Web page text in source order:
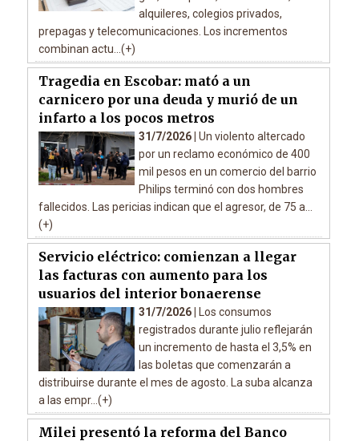
alquileres, colegios privados,
prepagas y telecomunicaciones. Los incrementos
combinan actu...(+)
Tragedia en Escobar: mató a un
carnicero por una deuda y murió de un
infarto a los pocos metros
31/7/2026 | Un violento altercado
por un reclamo económico de 400
mil pesos en un comercio del barrio
Philips terminó con dos hombres
fallecidos. Las pericias indican que el agresor, de 75 a...
(+)
Servicio eléctrico: comienzan a llegar
las facturas con aumento para los
usuarios del interior bonaerense
31/7/2026 |
Los consumos
registrados durante julio reflejarán
un incremento de hasta el 3,5% en
las boletas que comenzarán a
distribuirse durante el mes de agosto. La suba alcanza
a las empr...(+)
Milei presentó la reforma del Banco